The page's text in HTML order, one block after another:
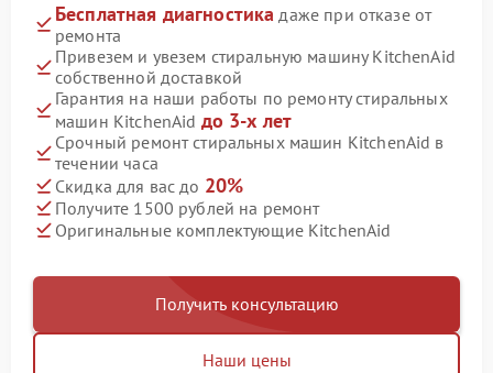
Бесплатная диагностика даже при отказе от
ремонта
Привезем и увезем стиральную машину KitchenAid
собственной доставкой
Гарантия на наши работы по ремонту стиральных
машин KitchenAid до 3-х лет
Срочный ремонт стиральных машин KitchenAid в
течении часа
Скидка для вас до 20%
Получите 1500 рублей на ремонт
Оригинальные комплектующие KitchenAid
Получить консультацию
Наши цены